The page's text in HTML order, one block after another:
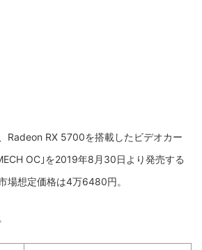
Radeon RX 5700を搭載したビデオカー
OC｣を2019年8月30日より発売する
場想定価格は4万6480円。